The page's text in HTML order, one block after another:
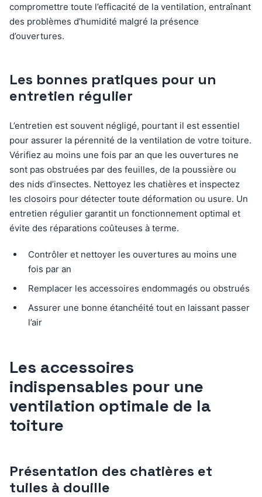
compromettre toute l’efficacité de la ventilation, entraînant
des problèmes d’humidité malgré la présence
d’ouvertures.
Les bonnes pratiques pour un
entretien régulier
L’entretien est souvent négligé, pourtant il est essentiel
pour assurer la pérennité de la ventilation de votre toiture.
Vérifiez au moins une fois par an que les ouvertures ne
sont pas obstruées par des feuilles, de la poussière ou
des nids d’insectes. Nettoyez les chatières et inspectez
les closoirs pour détecter toute déformation ou usure. Un
entretien régulier garantit un fonctionnement optimal et
évite des réparations coûteuses à terme.
Contrôler et nettoyer les ouvertures au moins une
fois par an
Remplacer les accessoires endommagés ou obstrués
Assurer une bonne étanchéité tout en laissant passer
l’air
Les accessoires
indispensables pour une
ventilation optimale de la
toiture
Présentation des chatières et
tuiles à douille